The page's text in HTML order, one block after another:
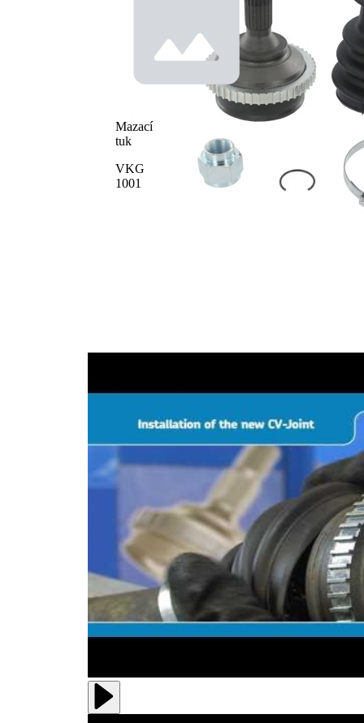
počet zubů,
48
Předmazaný
Mazací
tuk
VKG
1001